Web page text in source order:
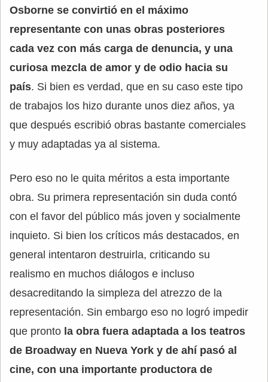
Osborne se convirtió en el máximo
representante con unas obras posteriores
cada vez con más carga de denuncia, y una
curiosa mezcla de amor y de odio hacia su
país. Si bien es verdad, que en su caso este tipo
de trabajos los hizo durante unos diez años, ya
que después escribió obras bastante comerciales
y muy adaptadas ya al sistema.
Pero eso no le quita méritos a esta importante
obra. Su primera representación sin duda contó
con el favor del público más joven y socialmente
inquieto. Si bien los críticos más destacados, en
general intentaron destruirla, criticando su
realismo en muchos diálogos e incluso
desacreditando la simpleza del atrezzo de la
representación. Sin embargo eso no logró impedir
que pronto la obra fuera adaptada a los teatros
de Broadway en Nueva York y de ahí pasó al
cine, con una importante productora de